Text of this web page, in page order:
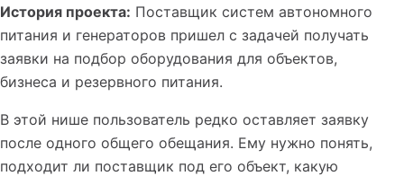
История проекта: Поставщик систем автономного
питания и генераторов пришел с задачей получать
заявки на подбор оборудования для объектов,
бизнеса и резервного питания.
В этой нише пользователь редко оставляет заявку
после одного общего обещания. Ему нужно понять,
подходит ли поставщик под его объект, какую